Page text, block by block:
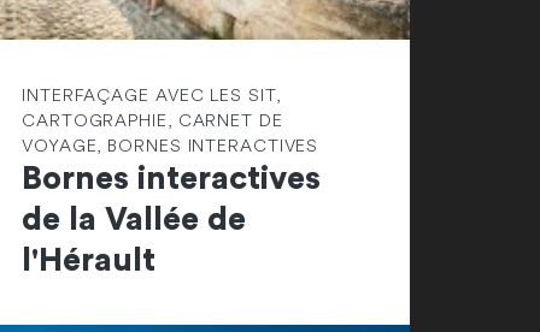
INTERFAÇAGE AVEC LES SIT,
CARTOGRAPHIE, CARNET DE
VOYAGE, BORNES INTERACTIVES
Bornes interactives
de la Vallée de
l'Hérault